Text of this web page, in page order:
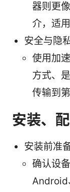
器则更
介，适
安全与隐
使用加
方式、
传输到
安装、
安装前准
确认设
Android